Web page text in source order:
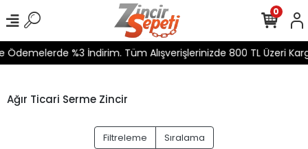
%3 İndirim. Tüm Alışverişlerinizde 800 TL Üzeri
0
Ağır Ticari Serme Zincir
Filtreleme Sıralama